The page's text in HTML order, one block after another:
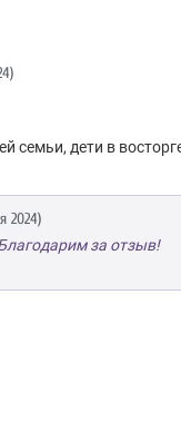
семьи, дети в
2024)
за отзыв!